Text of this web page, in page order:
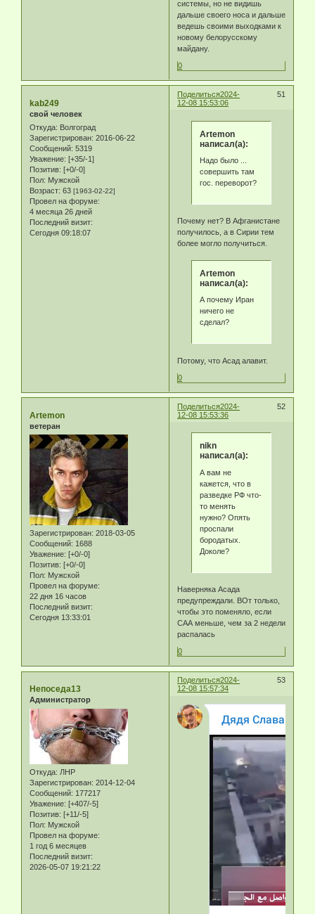
системы, но не видишь
дальше своего носа и дальше
ведешь своими выходками к
новому белорусскому
майдану.
0
Поделиться 51
2024-
12-08 15:53:06
kab249
свой человек
Откуда: Волгоград
Зарегистрирован: 2016-06-22
Сообщений: 5319
Уважение: [+35/-1]
Позитив: [+0/-0]
Пол: Мужской
Возраст: 63 [1963-02-22]
Провел на форуме:
4 месяца 26 дней
Последний визит:
Сегодня 09:18:07
Artemon
написал(а):
Надо было ...
совершить там
гос. переворот?
Почему нет? В Афганистане
получилось, а в Сирии тем
более могло получиться.
Artemon
написал(а):
А почему Иран
ничего не
сделал?
Потому, что Асад алавит.
0
Поделиться 52
2024-
12-08 15:53:36
Artemon
ветеран
Зарегистрирован: 2018-03-05
Сообщений: 1688
Уважение: [+0/-0]
Позитив: [+0/-0]
Пол: Мужской
Провел на форуме:
22 дня 16 часов
Последний визит:
Сегодня 13:33:01
nikn
написал(а):
А вам не
кажется, что в
разведке РФ что-
то менять
нужно? Опять
проспали
бородатых.
Доколе?
Наверняка Асада
предупреждали. ВОт только,
чтобы это поменяло, если
САА меньше, чем за 2 недели
распалась
0
Поделиться 53
2024-
12-08 15:57:34
Непоседа13
Администратор
Откуда: ЛНР
Зарегистрирован: 2014-12-04
Сообщений: 177217
Уважение: [+407/-5]
Позитив: [+11/-5]
Пол: Мужской
Провел на форуме:
1 год 6 месяцев
Последний визит:
2026-05-07 19:21:22